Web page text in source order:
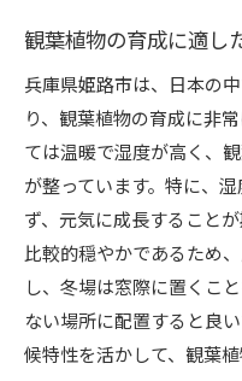
観葉植物と共
観葉植物と共
観葉植物を通じ
観葉植物と暮
観葉植物を通
観葉植物の育成に適し
兵庫県姫路市は、日本の
り、観葉植物の育成に非
ては温暖で湿度が高く、
が整っています。特に、
ず、元気に成長すること
比較的穏やかであるため
し、冬場は窓際に置くこ
ない場所に配置すると良
候特性を活かして、観葉